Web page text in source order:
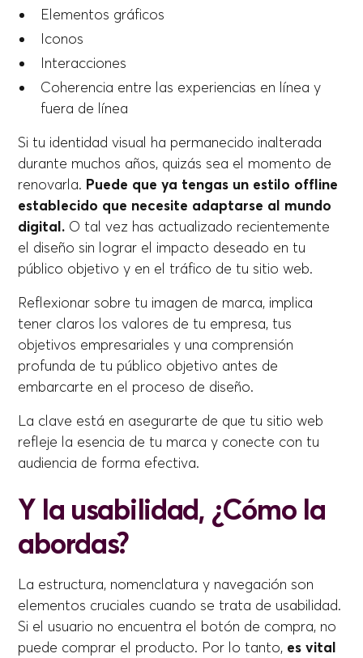
Elementos gráficos
Iconos
Interacciones
Coherencia entre las experiencias en línea y
fuera de línea
Si tu identidad visual ha permanecido inalterada
durante muchos años, quizás sea el momento de
renovarla. Puede que ya tengas un estilo offline
establecido que necesite adaptarse al mundo
digital. O tal vez has actualizado recientemente
el diseño sin lograr el impacto deseado en tu
público objetivo y en el tráfico de tu sitio web.
Reflexionar sobre tu imagen de marca, implica
tener claros los valores de tu empresa, tus
objetivos empresariales y una comprensión
profunda de tu público objetivo antes de
embarcarte en el proceso de diseño.
La clave está en asegurarte de que tu sitio web
refleje la esencia de tu marca y conecte con tu
audiencia de forma efectiva.
Y la usabilidad, ¿Cómo la
abordas?
La estructura, nomenclatura y navegación son
elementos cruciales cuando se trata de usabilidad.
Si el usuario no encuentra el botón de compra, no
puede comprar el producto. Por lo tanto, es vital